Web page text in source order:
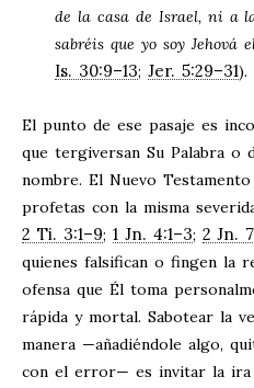
de la casa de Israel, ni a
sabréis que yo soy Jehová
Is. 30:9–13; Jer. 5:29–31).
El punto de ese pasaje es
que tergiversan Su Palabra o
nombre. El Nuevo
profetas con la misma
2 Ti. 3:1–9; 1 Jn. 4:1–3; 2 Jn.
quienes falsifican o fingen la
ofensa que Él toma
rápida y mortal. Sabotear la
manera —añadiéndole algo,
con el error— es invitar la ira